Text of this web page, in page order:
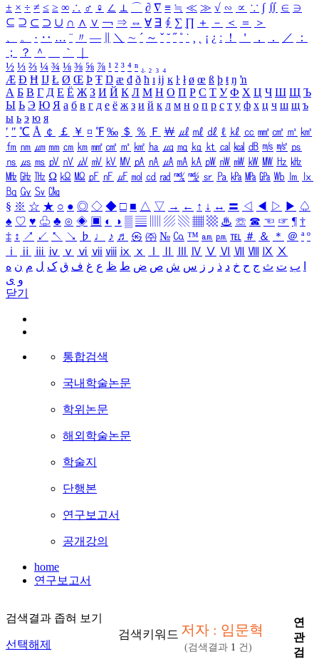
± × ÷ ≠ ≤ ≥ ∞ ∴ ♂ ♀ ∠ ⊥ ⌒ ∂ ∇ ≡ ≒ ≪ ≫ √ ∽ ∝ ∵ ∫ ∬ ∈ ∋
⊆ ⊇ ⊂ ⊃ ∪ ∩ ∧ ∨ ￢ ⇒ ⇔ ∀ ∃ ∮ ∑ ∏ ＋ － ＜ ＝
＞
、
。 · ‥ … ¨ 〃 ― ＼ ∼ ´ ～ ˇ ˘ ˝ ˚ ˙ ¸ ¡ ¿ ː ！ ＇ ， ． ／
：
；
？ ＾ ｀
½ ⅓ ⅔ ¼ ¾ ⅛ ⅜ ⅝ ⅞ ¹ ² ³ ⁴ ⁿ ₁ ₂ ₃ ₄
Æ Ð Ħ Ĳ Ł Ø Œ Þ Ŧ Ŋ æ đ ð ħ ı ĳ ĸ ŀ ł ø œ ß þ ŧ ŋ ŉ
А Б В Г Д Е Ё Ж З И Й К Л М Н О П Р С Т У Ф Х Ц Ч Ш Щ Ъ
Ы Ь Э Ю Я а б в г д е ё ж з и й к л м н о п р с т у ф х ц ч ш щ ъ
ы ь э ю я
′ ″ ℃ Å ￠ ￡ ￥ ¤ ℉ ‰ ＄ ％ Ｆ ￦ ㎕ ㎖ ㎗ ℓ ㎘ ㏄ ㎣ ㎤ ㎥ ㎦
㎙ ㎚ ㎛ ㎜ ㎝ ㎞ ㎟ ㎠ ㎡ ㎢ ㏊ ㎍ ㎎ ㎏ ㏏ ㎈ ㎉ ㏈ ㎧ ㎨ ㎰
㎱ ㎲ ㎳ ㎴ ㎵ ㎶ ㎷ ㎸ ㎹ ㎀ ㎁ ㎂ ㎃ ㎄ ㎺ ㎻ ㎽ ㎾ ㎿ ㎐ ㎑
㎒ ㎓ ㎔ Ω ㏀ ㏁ ㎊ ㎋ ㎌ ㏖ ㏅ ㎭ ㎮ ㎯ ㏛ ㎩ ㎪ ㎫ ㎬ ㏝ ㏐
㏓
㏃ ㏉ ㏜ ㏆
§ ※ ☆ ★ ○ ● ◎ ◇ ◆ □ ■ △ ▽ → ← ↑ ↓ ↔ 〓 ◁ ◀ ▷ ▶ ♤
♠ ♡ ♥ ♧ ♣ ⊙ ◈ ▣ ◐ ◑ ▒ ▤ ▨ ▧ ▦ ▩ ♨ ☏ ☎ ☜ ☞ ¶ †
‡ ↕ ↗ ↙ ↖ ↘ ♭ ♩ ♪ ♬ ㉿ ㈜ № ㏇ ™ ㏂ ㏘ ℡ ＃ ＆ ＊ ＠ ª º
ⅰ
ⅱ ⅲ ⅳ ⅴ ⅵ ⅶ ⅷ ⅸ ⅹ Ⅳ Ⅴ Ⅵ Ⅶ Ⅷ Ⅸ Ⅹ
ب ت ث ج ح خ د ذ ر ز س ش ص ض ط ظ ع غ ف ق ک ل م ن ه
و ی
닫기
통합검색
국내학술논문
학위논문
해외학술논문
학술지
단행본
연구보고서
공개강의
home
연구보고서
검색결과 좁혀 보기
선택해제
검색키워드 저자 : 임문혁
(검색결과 1 건)
연
관
검